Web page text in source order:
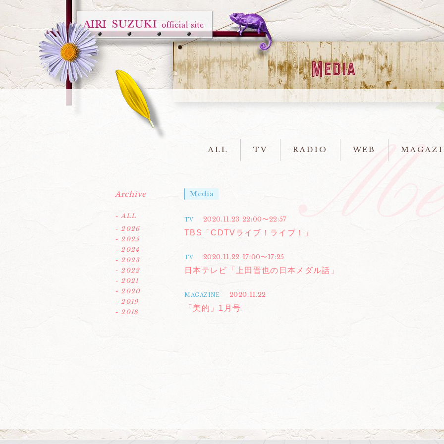
ALL TV RADIO WEB
Media
TV
2020.11.23 22:00〜22:57
TBS「CDTVライブ！ライブ！」
TV
2020.11.22 17:00〜17:25
日本テレビ「上田晋也の日本メダル話」
MAGAZINE
2020.11.22
「美的」1月号
Archive
- ALL
- 2026
- 2025
- 2024
- 2023
- 2022
- 2021
- 2020
- 2019
- 2018